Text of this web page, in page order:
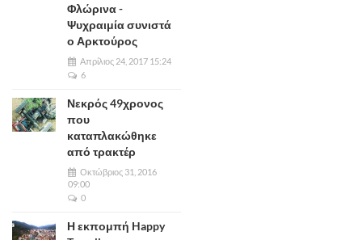
Φλώρινα -
Ψυχραιμία συνιστά
ο Αρκτούρος
Απρίλιος 24, 2017 15:24
6
Νεκρός 49χρονος
που
καταπλακώθηκε
από τρακτέρ
Οκτώβριος 31, 2016
09:00
0
Η εκπομπή Happy